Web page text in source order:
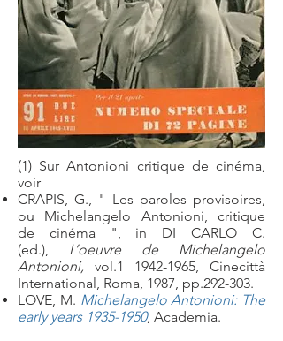
(1) Sur Antonioni critique de cinéma,
voir
CRAPIS, G., " Les paroles provisoires,
ou Michelangelo Antonioni, critique
de cinéma ", in DI CARLO C.
(ed.), L’oeuvre de Michelangelo
Antonioni, vol.1 1942-1965, Cinecittà
International, Roma, 1987, pp.292-303.
LOVE, M. Michelangelo Antonioni: The
early years 1935-1950, Academia.